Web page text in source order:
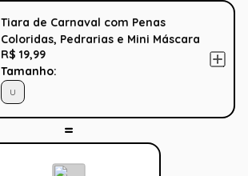
Tiara de Carnaval com Penas
Coloridas, Pedrarias e Mini Máscara
R$ 19,99
Tamanho:
U